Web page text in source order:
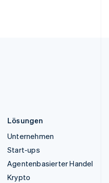
Lösungen
Unternehmen
Start-ups
Agentenbasierter Handel
Krypto